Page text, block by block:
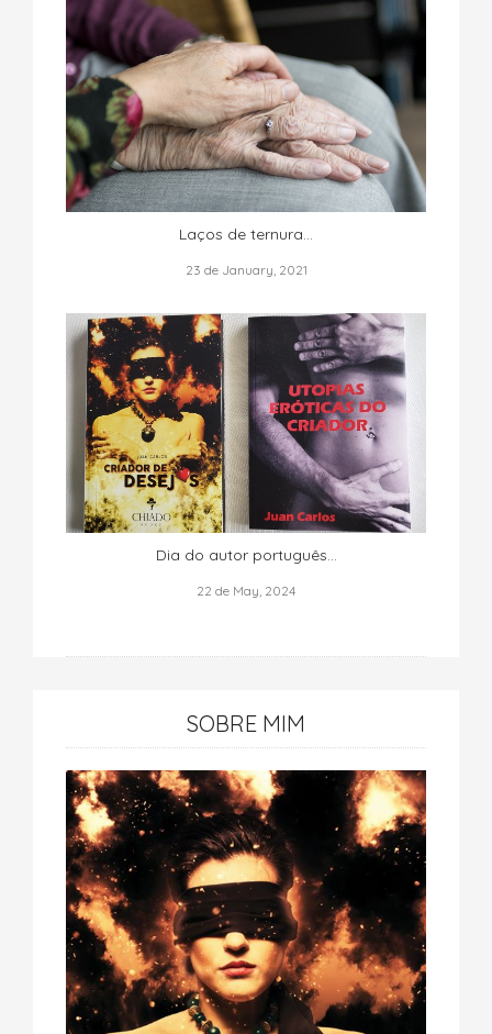
Laços de ternura...
23 de January, 2021
Dia do autor português...
22 de May, 2024
SOBRE MIM